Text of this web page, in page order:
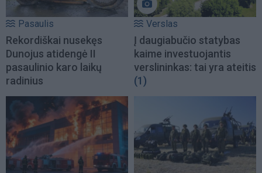
Pasaulis
Rekordiškai nusekęs
Dunojus atidengė II
pasaulinio karo laikų
radinius
Verslas
Į daugiabučio statybas
kaime investuojantis
verslininkas: tai yra ateitis
(1)